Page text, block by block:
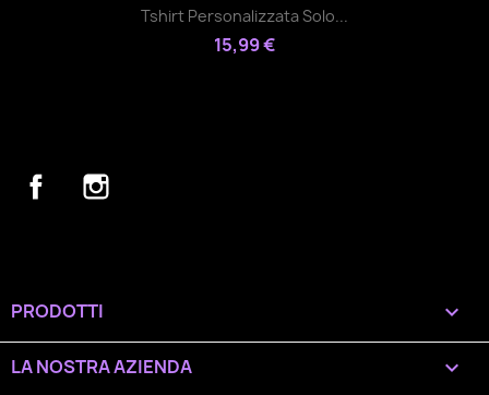
Tshirt Personalizzata Solo...
15,99 €
Facebook
PRODOTTI 
LA NOSTRA AZIENDA 